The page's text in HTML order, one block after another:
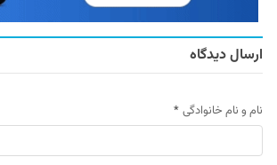
ارسال دیدگاه
نام و نام خانوادگی *